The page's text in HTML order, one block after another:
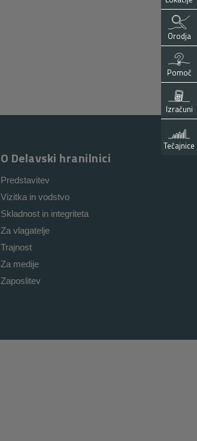
O Delavski hranilnici
Predstavitev
Vizitka in vodstvo
Skladnost in integriteta
Za vlagatelje
Trajnost
Za medije
Zaposlitev
Orodja
Pomoč
Izračuni
Tečajnice